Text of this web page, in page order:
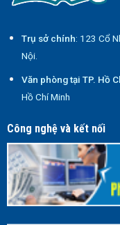
Trụ sở chính: 123 Cổ
Nội.
Văn phòng tại TP. Hồ
Hồ Chí Minh
Công nghệ và kết nối